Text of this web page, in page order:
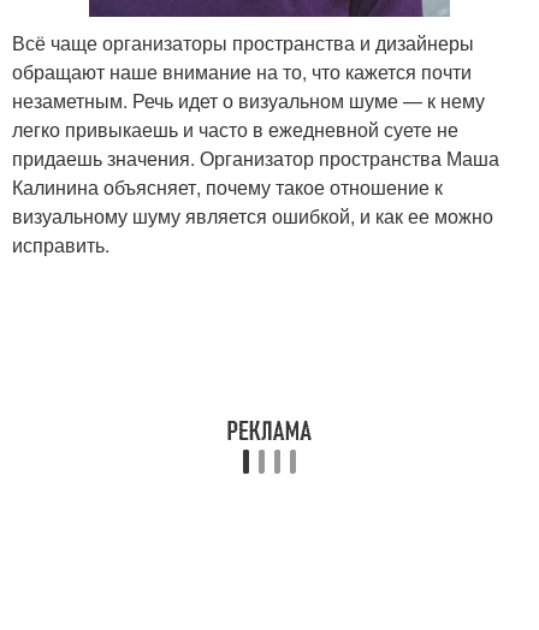
Всё чаще организаторы пространства и дизайнеры
обращают наше внимание на то, что кажется почти
незаметным. Речь идет о визуальном шуме — к нему
легко привыкаешь и часто в ежедневной суете не
придаешь значения. Организатор пространства Маша
Калинина объясняет, почему такое отношение к
визуальному шуму является ошибкой, и как ее можно
исправить.